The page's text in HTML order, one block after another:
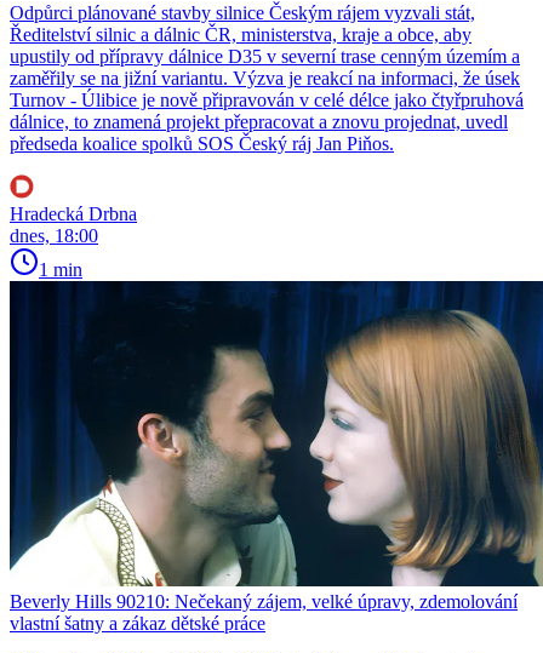
Odpůrci plánované stavby silnice Českým rájem vyzvali stát,
Ředitelství silnic a dálnic ČR, ministerstva, kraje a obce, aby
upustily od přípravy dálnice D35 v severní trase cenným územím a
zaměřily se na jižní variantu. Výzva je reakcí na informaci, že úsek
Turnov - Úlibice je nově připravován v celé délce jako čtyřpruhová
dálnice, to znamená projekt přepracovat a znovu projednat, uvedl
předseda koalice spolků SOS Český ráj Jan Piňos.
Hradecká Drbna
dnes, 18:00
1 min
Beverly Hills 90210: Nečekaný zájem, velké úpravy, zdemolování
vlastní šatny a zákaz dětské práce